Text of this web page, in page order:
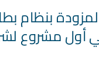
بقدرة 1 جيجاواط،
وهي أول